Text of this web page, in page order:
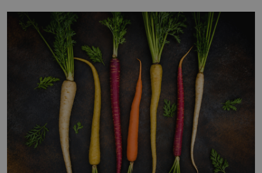
Je to opravdu tak, s věkem jako kdyby se paměť
rozhodla stávkovat. Cvičte